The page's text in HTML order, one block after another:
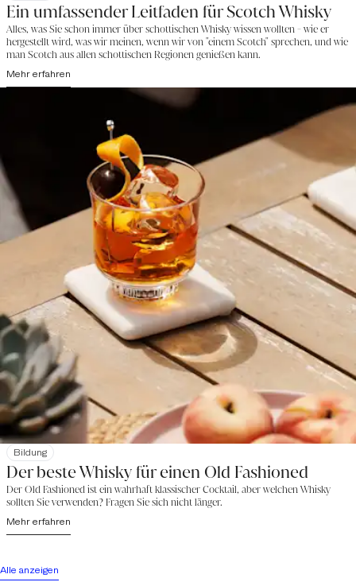
Ein umfassender Leitfaden für Scotch Whisky
Alles, was Sie schon immer über schottischen Whisky wissen wollten - wie er
hergestellt wird, was wir meinen, wenn wir von "einem Scotch" sprechen, und wie
man Scotch aus allen schottischen Regionen genießen kann.
Mehr erfahren
Bildung
Der beste Whisky für einen Old Fashioned
Der Old Fashioned ist ein wahrhaft klassischer Cocktail, aber welchen Whisky
sollten Sie verwenden? Fragen Sie sich nicht länger.
Mehr erfahren
Alle anzeigen